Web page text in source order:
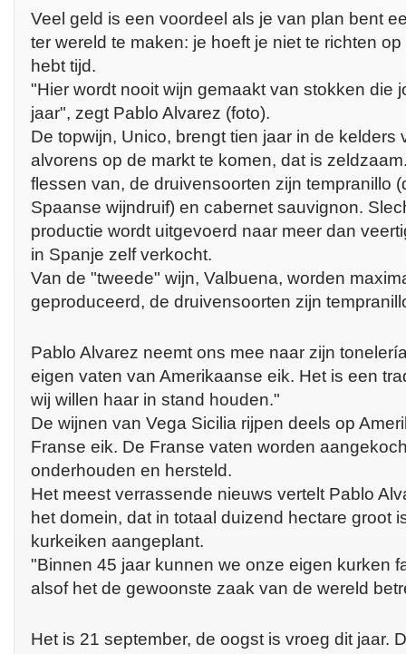
Veel geld is een voordeel als je van plan bent
ter wereld te maken: je hoeft je niet te richten
hebt tijd.
"Hier wordt nooit wijn gemaakt van stokken die
jaar", zegt Pablo Alvarez (foto).
De topwijn, Unico, brengt tien jaar in de kelders
alvorens op de markt te komen, dat is
flessen van, de druivensoorten zijn tempranillo
Spaanse wijndruif) en cabernet sauvignon.
productie wordt uitgevoerd naar meer dan
in Spanje zelf verkocht.
Van de "tweede" wijn, Valbuena, worden
geproduceerd, de druivensoorten zijn
Pablo Alvarez neemt ons mee naar zijn
eigen vaten van Amerikaanse eik. Het is een
wij willen haar in stand houden."
De wijnen van Vega Sicilia rijpen deels op
Franse eik. De Franse vaten worden
onderhouden en hersteld.
Het meest verrassende nieuws vertelt Pablo
het domein, dat in totaal duizend hectare groot
kurkeiken aangeplant.
"Binnen 45 jaar kunnen we onze eigen kurken
alsof het de gewoonste zaak van de wereld
Het is 21 september, de oogst is vroeg dit jaar.